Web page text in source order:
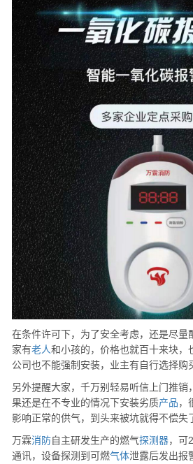
在条件许可下，为了安全考虑，还是尽量
家有老人和小孩的，价格也就百十来块，
公司也不能强制安装，业主有自行选择购
另外提醒大家，千万别轻易听信上门推销
果还是在不专业的情况下安装劣质产品，
影响正常的供气，到头来被坑就得不偿失
万霖消防自主研发生产的燃气探测器，可
通讯，设备探测到可燃气体泄露后发出报